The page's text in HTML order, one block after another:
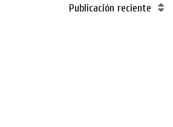
Publicación reciente